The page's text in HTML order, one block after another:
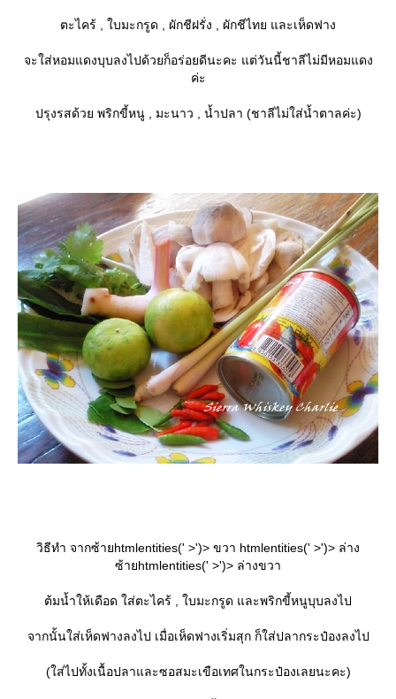
ตะไคร้ , ใบมะกรูด , ผักชีฝรั่ง , ผักชีไทย และเห็ดฟาง
จะใส่หอมแดงบุบลงไปด้วยก็อร่อยดีนะคะ แต่วันนี้ชาลีไม่มีหอมแดง
ค่ะ
ปรุงรสด้วย พริกขี้หนู , มะนาว , น้ำปลา (ชาลีไม่ใส่น้ำตาลค่ะ)
วิธีทำ จากซ้ายhtmlentities(' >')> ขวา htmlentities(' >')> ล่าง
ซ้ายhtmlentities(' >')> ล่างขวา
ต้มน้ำให้เดือด ใส่ตะไคร้ , ใบมะกรูด และพริกขี้หนูบุบลงไป
จากนั้นใส่เห็ดฟางลงไป เมื่อเห็ดฟางเริ่มสุก ก็ใส่ปลากระป๋องลงไป
(ใส่ไปทั้งเนื้อปลาและซอสมะเขือเทศในกระป๋องเลยนะคะ)